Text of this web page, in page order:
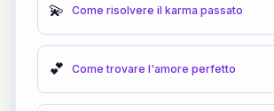
💫 Come risolvere il karma passato
💕 Come trovare l'amore perfetto